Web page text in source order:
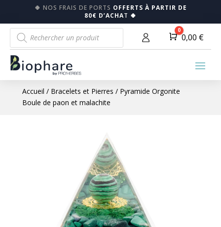
🍀 NOS FRAIS DE PORTS OFFERTS À PARTIR DE
80€ D’ACHAT 🍀
Recherche
de
produits
Panier
0
0,00 €
Accueil / Bracelets et Pierres / Pyramide Orgonite
Boule de paon et malachite